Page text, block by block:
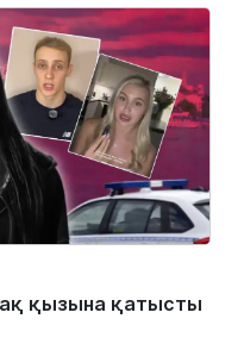
қызына қатысты